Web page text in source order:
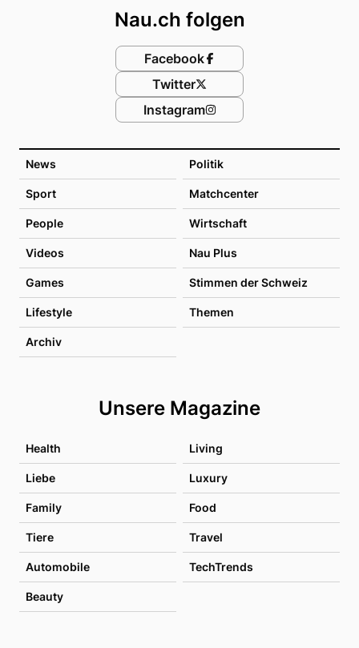
News Politik
Sport Matchcenter
People Wirtschaft
Videos Nau Plus
Games Stimmen der Schweiz
Lifestyle Themen
Archiv
Unsere Magazine
Health Living
Liebe Luxury
Family Food
Tiere Travel
Automobile TechTrends
Beauty
Nau.ch folgen
Facebook
Twitter
Instagram